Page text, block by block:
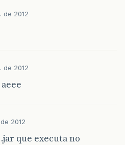
de 2012
de 2012
2012
que executa no